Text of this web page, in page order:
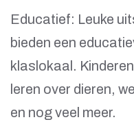
Educatief: Leuke
bieden een
klaslokaal.
leren over dieren,
en nog veel meer.